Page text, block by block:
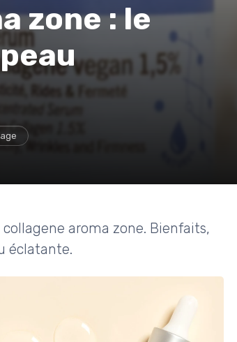
zone : le
aroma zone. Bienfaits,
éclatante.